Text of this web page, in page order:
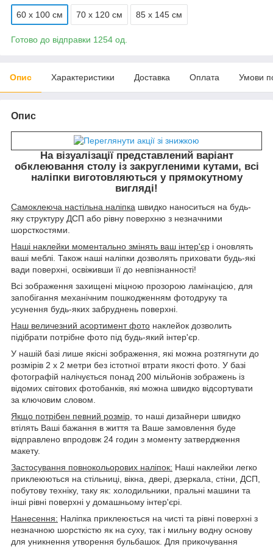
60 х 100 см 70 х 120 см 85 х 145 см
Готово до відправки 1254 од.
Опис Характеристики Доставка Оплата Умови
Опис
На візуалізації представлений варіант
обклеювання столу із закругленими кутами, всі
наліпки виготовляються у прямокутному
вигляді!
Самоклеюча настільна наліпка швидко наноситься на будь-
яку структуру ДСП або рівну поверхню з незначними
шорсткостями.
Наші наклейки моментально змінять ваш інтер'єр і оновлять
ваші меблі. Також наші наліпки дозволять приховати будь-які
вади поверхні, освіживши її до невпізнанності!
Всі зображення захищені міцною прозорою ламінацією, для
запобігання механічним пошкодженням фотодруку та
усунення будь-яких забруднень поверхні.
Наш величезний асортимент фото наклейок дозволить
підібрати потрібне фото під будь-який інтер'єр.
У нашій базі лише якісні зображення, які можна розтягнути до
розмірів 2 х 2 метри без істотної втрати якості фото. У базі
фотографій налічується понад 200 мільйонів зображень із
відомих світових фотобанків, які можна швидко відсортувати
за ключовим словом.
Якщо потрібен певний розмір, то наші дизайнери швидко
втілять Ваші бажання в життя та Ваше замовлення буде
відправлено впродовж 24 годин з моменту затвердження
макету.
Застосування повнокольорових наліпок: Наші наклейки легко
приклеюються на стільниці, вікна, двері, дзеркала, стіни, ДСП,
побутову техніку, таку як: холодильники, пральні машини та
інші рівні поверхні у домашньому інтер'єрі.
Нанесення: Наліпка приклеюється на чисті та рівні поверхні з
незначною шорсткістю як на суху, так і мильну водну основу
для уникнення утворення бульбашок. Для прикочування